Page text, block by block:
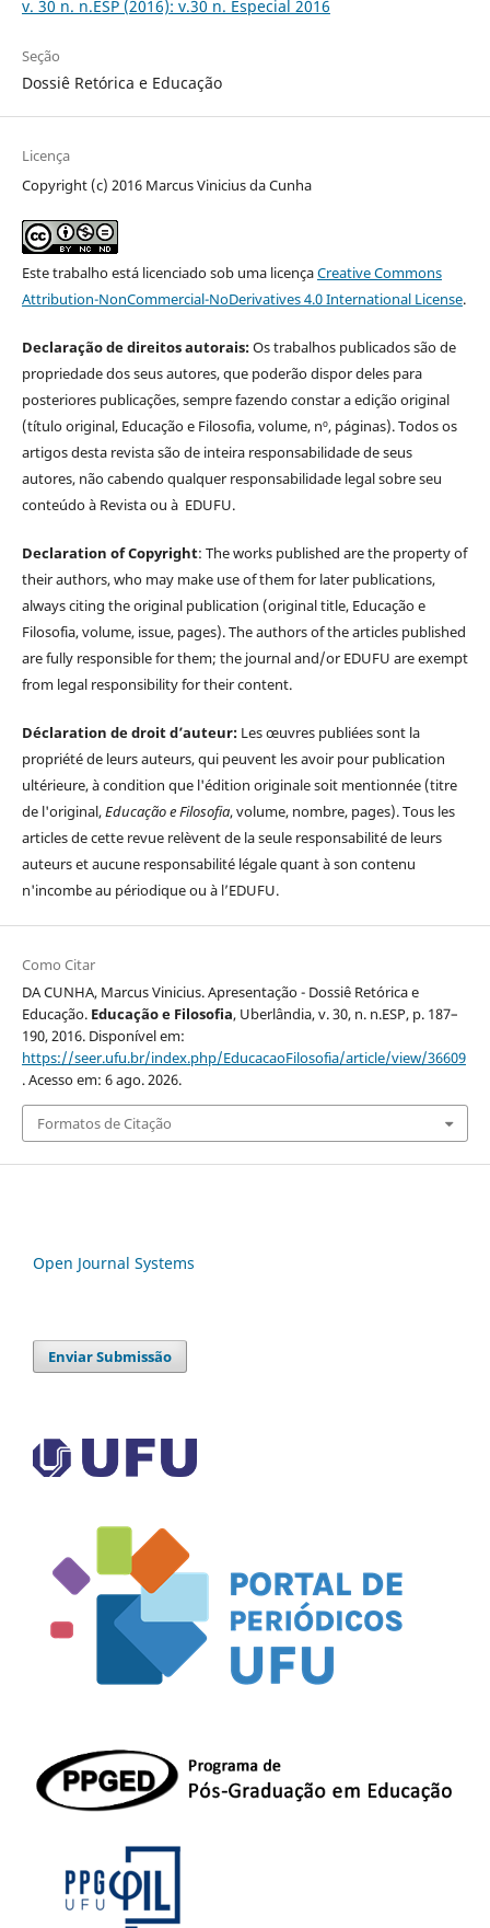
v. 30 n. n.ESP (2016): v.30 n. Especial 2016
Seção
Dossiê Retórica e Educação
Licença
Copyright (c) 2016 Marcus Vinicius da Cunha
Este trabalho está licenciado sob uma licençaCreative Commons
Attribution-NonCommercial-NoDerivatives 4.0 International License.
Declaração de direitos autorais:Os trabalhos publicados são de
propriedade dos seus autores, que poderão dispor deles para
posteriores publicações, sempre fazendo constar a edição original
(título original, Educação e Filosofia, volume, nº, páginas). Todos os
artigos desta revista são de inteira responsabilidade de seus
autores, não cabendo qualquer responsabilidade legal sobre seu
conteúdo à Revista ou à EDUFU.
Declaration of Copyright: The works published are the property of
their authors, who may make use of them for later publications,
always citing the original publication (original title, Educação e
Filosofia, volume, issue, pages). The authors of the articles published
are fully responsible for them; the journal and/or EDUFU are exempt
from legal responsibility for their content.
Déclaration de droit d’auteur: Les œuvres publiées sont la
propriété de leurs auteurs, qui peuvent les avoir pour publication
ultérieure, à condition que l'édition originale soit mentionnée (titre
de l'original,Educação e Filosofia, volume, nombre, pages). Tous les
articles de cette revue relèvent de la seule responsabilité de leurs
auteurs et aucune responsabilité légale quant à son contenu
n'incombe au périodique ou à l’EDUFU.
Como Citar
DA CUNHA, Marcus Vinicius. Apresentação - Dossiê Retórica e
Educação. Educação e Filosofia, Uberlândia, v. 30, n. n.ESP, p. 187–
190, 2016. Disponível em:
https://seer.ufu.br/index.php/EducacaoFilosofia/article/view/36609
. Acesso em: 6 ago. 2026.
Formatos de Citação
Open Journal Systems
Enviar Submissão